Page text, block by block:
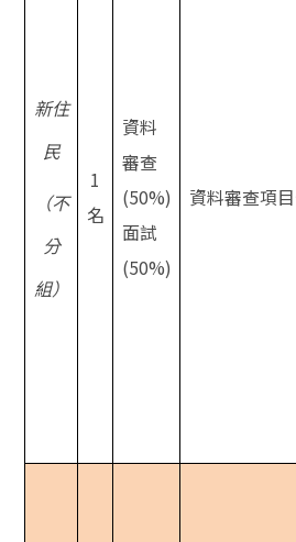
新住
民
（不
分
組）
1
名
資料
審查
(50%)
面試
(50%)
資料審查項